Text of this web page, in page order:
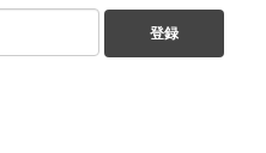
登録